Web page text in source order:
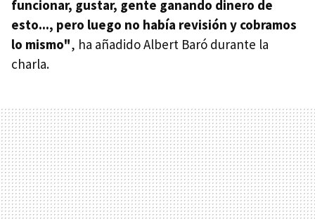
funcionar, gustar, gente ganando dinero de
esto..., pero luego no había revisión y cobramos
lo mismo", ha añadido Albert Baró durante la
charla.